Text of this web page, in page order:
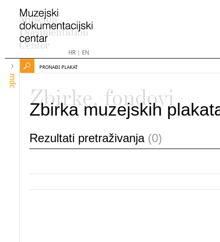
HR| EN
mdc
PRONAĐI PLAKAT
Zbirke, fondovi
Zbirka muzejskih
Rezultati pretraživanja (0)